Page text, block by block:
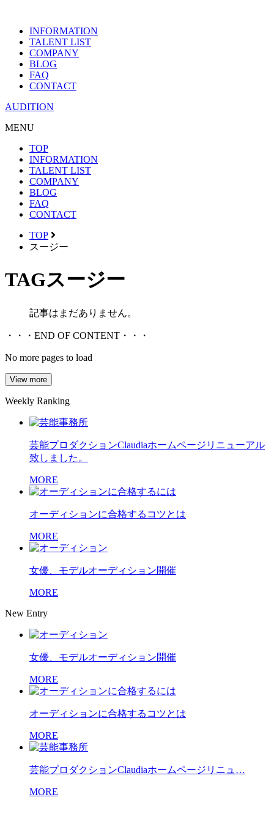
INFORMATION
TALENT LIST
COMPANY
BLOG
FAQ
CONTACT
AUDITION
MENU
TOP
INFORMATION
TALENT LIST
COMPANY
BLOG
FAQ
CONTACT
TOP
スージー
TAGスージー
記事はまだありません。
・・・END OF CONTENT・・・
No more pages to load
View more
Weekly Ranking
芸能プロダクションClaudiaホームページリニューアル
致しました。
MORE
オーディションに合格するコツとは
MORE
女優、モデルオーディション開催
MORE
New Entry
女優、モデルオーディション開催
MORE
オーディションに合格するコツとは
MORE
芸能プロダクションClaudiaホームページリニュ…
MORE